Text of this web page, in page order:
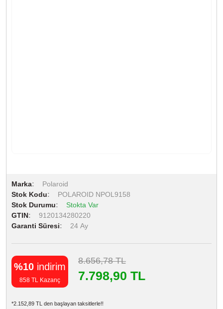
Marka
Polaroid
Stok Kodu
POLAROID NPOL9158
Stok Durumu
Stokta Var
GTIN
9120134280220
Garanti Süresi
24 Ay
%10 indirim
858 TL Kazanç
8.656,78 TL
7.798,90 TL
*2.152,89 TL den başlayan taksitlerle!!